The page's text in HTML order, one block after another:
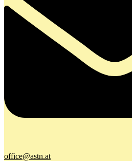
office@astn.at